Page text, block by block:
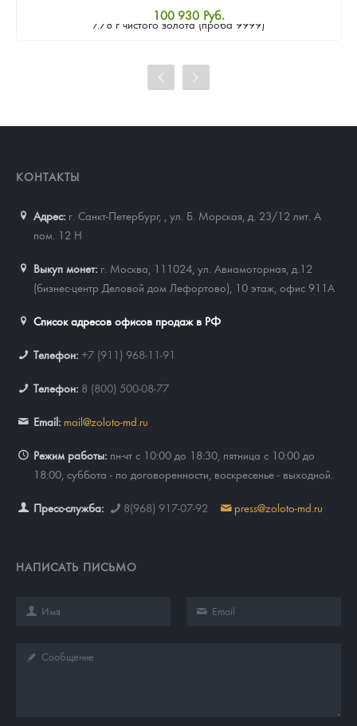
7.78 г чистого золота (проба 9999)
100 930 Руб.
Стандартная цена
Цена выкупа
КОНТАКТЫ
Адрес: г. Санкт-Петербург,
ул. Б. Морская, д. 23/12 лит. А
пом. 12 Н
Выкуп монет: г. Москва, 111024, ул. Авиамоторная, д.12
(бизнес-центр Деловой дом Лефортово), 10 этаж, офис 911А
Список адресов офисов продаж в РФ
Телефон: +7 (911) 968-11-91
Телефон: 8 (800) 500-08-77
Email: mail@zoloto-md.ru
Режим работы: пн-чт с 10:00 до 18:30, пятница с 10:00 до
18:00, суббота - по договоренности, воскресенье - выходной.
Пресс-служба: 8(968) 917-07-92 press@zoloto-md.ru
НАПИСАТЬ ПИСЬМО